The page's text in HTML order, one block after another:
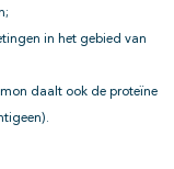
in het gebied van
daalt ook de proteïne